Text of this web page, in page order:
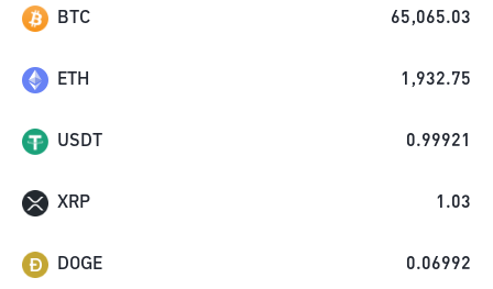
BTC 65,065.03
ETH 1,932.75
USDT 0.99921
XRP 1.03
DOGE 0.06992